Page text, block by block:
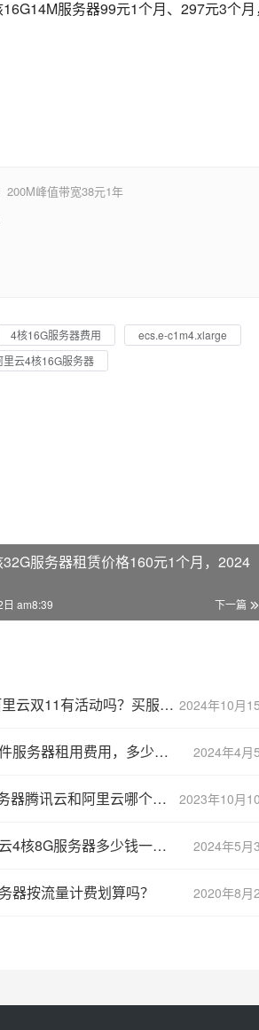
服务器99元1个月、297元3个
200M峰值带宽38元1年
4核16G服务器费用
ecs.e-c1m4.xlarge
里云4核16G服务器
服务器租赁价格160元1个月，2024
下一篇
am8:39
2024年10月
2024年阿里云双11有活动吗？买服务器价格能优惠吗？着急
2024年4月
阿里云邮件服务器租用费用，多少钱一年？
2023年10月
2核4G服务器腾讯云和阿里云哪个更优惠？
2024年5月
租用阿里云4核8G服务器多少钱一年？700元1年，5月最新报价
2020年8月
器按流量计费划算吗？